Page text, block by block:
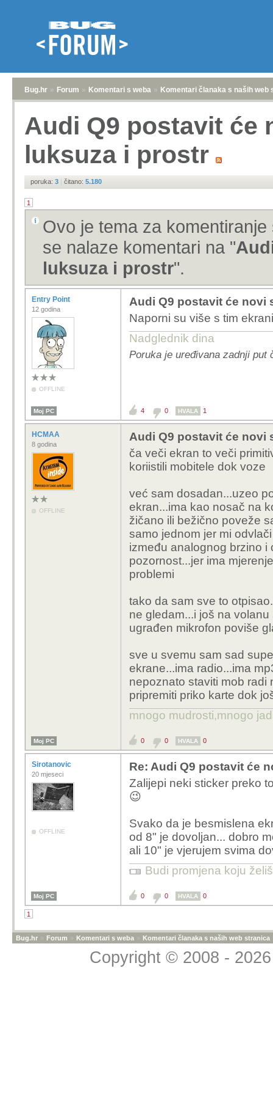
Bug.hr » Forum » Komentari s weba » Komentari članaka s naših web
Audi Q9 postavit će
luksuza i prostr
poruka: 3 | čitano: 5.180
1
Ovo je tema za
se nalaze komentari na "
luksuza i prostr".
Entry Point
12 godina
OFFLINE
Audi Q9 postavit će novi
Naporni su više s tim
Nadglednik dina
Poruka je uređivana zadnji put
Moj PC 4 0 HVALA 1
HCMAA
8 godina
OFFLINE
Audi Q9 postavit će novi
ča veči ekran to veči
koriistili mobitele dok voze
već sam dosadan...uzeo
ekran...ima kao nosač na
žičano ili bežično poveže
samo jednom jer mi
između analognog brzino i
pozornost...jer ima
problemi
tako da sam sve to
ne gledam...i još na
ugrađen mikrofon poviše
sve u svemu sam sad
ekrane...ima radio...ima
nepoznato staviti mob radi
pripremiti priko karte dok
mnogo mudrosti,mnogo
Moj PC 0 0 HVALA 0
Sirotanovic
20 mjeseci
OFFLINE
Re: Audi Q9 postavit će
Zalijepi neki sticker preko
😉
Svako da je besmislena
od 8" je dovoljan... dobro
ali 10" je vjerujem svima
Budi promjena koju
Moj PC 0 0 HVALA 0
1
Bug.hr » Forum » Komentari s weba » Komentari članaka s naših web stranica
Copyright © 2008 -